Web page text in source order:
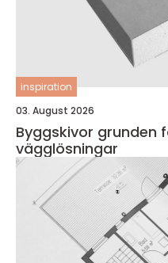
inspiration
03. August 2026
Byggskivor grunden för hållbara och smarta
vägglösningar